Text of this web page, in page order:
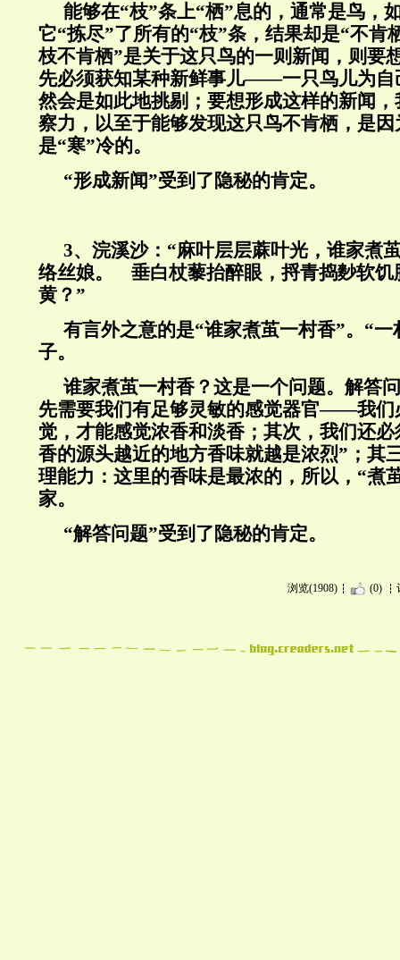
能够在“枝”条上“栖”息的，通常是鸟，
它“拣尽”了所有的“枝”条，结果却是“不肯
枝不肯栖”是关于这只鸟的一则新闻，则要
先必须获知某种新鲜事儿——一只鸟儿为自
然会是如此地挑剔；要想形成这样的新闻
察力，以至于能够发现这只鸟不肯栖，是
是“寒”冷的。
“形成新闻”受到了隐秘的肯定。
3、浣溪沙：“麻叶层层蔴叶光，谁家煮
络丝娘。 垂白杖藜抬醉眼，捋青捣麨软饥
黄？”
有言外之意的是“谁家煮茧一村香”。“
子。
谁家煮茧一村香？这是一个问题。解答
先需要我们有足够灵敏的感觉器官——我们
觉，才能感觉浓香和淡香；其次，我们还
香的源头越近的地方香味就越是浓烈”；其
理能力：这里的香味是最浓的，所以，“煮
家。
“解答问题”受到了隐秘的肯定。
浏览(1908) (0)